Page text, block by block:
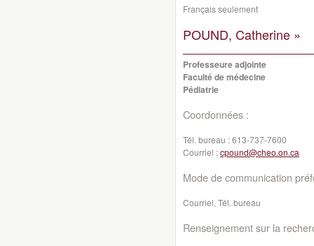
Français seulement
POUND, Catherine »
Professeure adjointe
Faculté de médecine
Pédiatrie
Coordonnées :
Tél. bureau :613-737-7600
Courriel :cpound@cheo.on.ca
Mode de communication
Courriel, Tél. bureau
Renseignement sur la